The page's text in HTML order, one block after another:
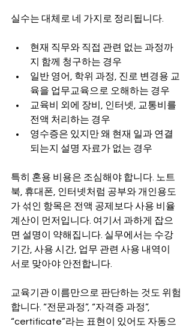
실수는 대체로 네 가지로 정리됩니다.
현재 직무와 직접 관련 없는 과정까
지 함께 청구하는 경우
일반 영어, 학위 과정, 진로 변경용 교
육을 업무교육으로 오해하는 경우
교육비 외에 장비, 인터넷, 교통비를
전액 처리하는 경우
영수증은 있지만 왜 현재 일과 연결
되는지 설명 자료가 없는 경우
특히 혼용 비용은 조심해야 합니다. 노트
북, 휴대폰, 인터넷처럼 공부와 개인용도
가 섞인 항목은 전액 공제보다 사용 비율
계산이 먼저입니다. 여기서 과하게 잡으
면 설명이 약해집니다. 실무에서는 수강
기간, 사용 시간, 업무 관련 사용 내역이
서로 맞아야 안전합니다.
교육기관 이름만으로 판단하는 것도 위험
합니다. “전문과정”, “자격증 과정”,
“certificate”라는 표현이 있어도 자동으